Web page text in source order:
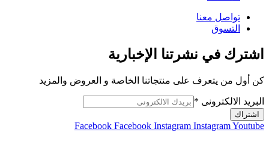
تواصل معنا
التسوق
اشترك في نشرتنا الإخبارية
كن أول من يتعرف على منتجاتنا الخاصة و العروض والمزيد
البريد الالكترونى *
اشتراك
Facebook Facebook Instagram InstagramYoutube